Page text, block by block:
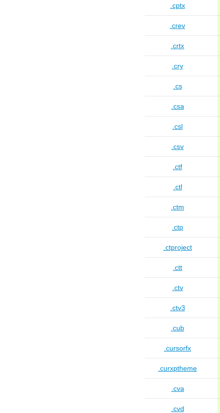
.cptx
.crev
.crtx
.cry
.cs
.csa
.csl
.csv
.ctf
.ctl
.ctm
.ctp
.ctproject
.ctt
.ctv
.ctv3
.cub
.cursorfx
.curxptheme
.cva
.cvd